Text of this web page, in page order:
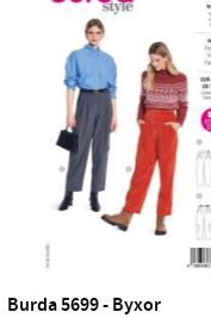
Burda 5699 - Byxor